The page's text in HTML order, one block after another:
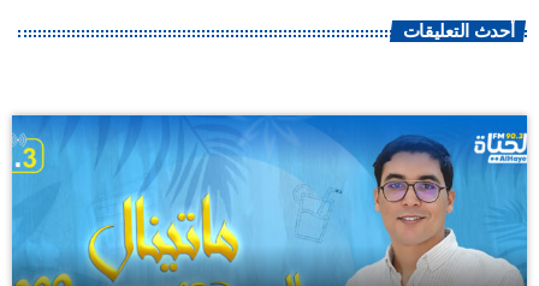
أحدث التعليقات